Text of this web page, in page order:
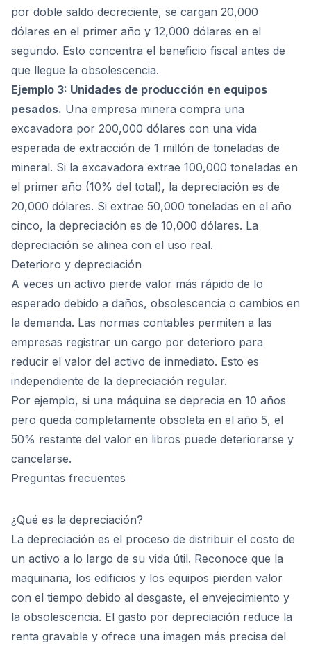
por doble saldo decreciente, se cargan 20,000
dólares en el primer año y 12,000 dólares en el
segundo. Esto concentra el beneficio fiscal antes de
que llegue la obsolescencia.
Ejemplo 3: Unidades de producción en equipos
pesados. Una empresa minera compra una
excavadora por 200,000 dólares con una vida
esperada de extracción de 1 millón de toneladas de
mineral. Si la excavadora extrae 100,000 toneladas en
el primer año (10% del total), la depreciación es de
20,000 dólares. Si extrae 50,000 toneladas en el año
cinco, la depreciación es de 10,000 dólares. La
depreciación se alinea con el uso real.
Deterioro y depreciación
A veces un activo pierde valor más rápido de lo
esperado debido a daños, obsolescencia o cambios en
la demanda. Las normas contables permiten a las
empresas registrar un cargo por deterioro para
reducir el valor del activo de inmediato. Esto es
independiente de la depreciación regular.
Por ejemplo, si una máquina se deprecia en 10 años
pero queda completamente obsoleta en el año 5, el
50% restante del valor en libros puede deteriorarse y
cancelarse.
Preguntas frecuentes
¿Qué es la depreciación?
La depreciación es el proceso de distribuir el costo de
un activo a lo largo de su vida útil. Reconoce que la
maquinaria, los edificios y los equipos pierden valor
con el tiempo debido al desgaste, el envejecimiento y
la obsolescencia. El gasto por depreciación reduce la
renta gravable y ofrece una imagen más precisa del